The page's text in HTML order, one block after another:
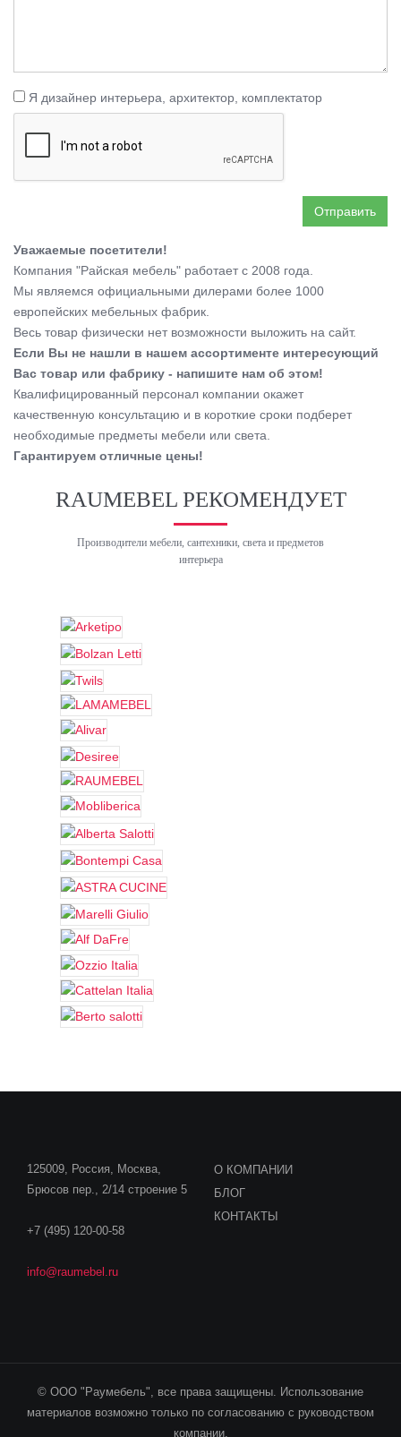
Я дизайнер интерьера, архитектор, комплектатор
Отправить
Уважаемые посетители!
Компания "Райская мебель" работает с 2008 года.
Мы являемся официальными дилерами более 1000
европейских мебельных фабрик.
Весь товар физически нет возможности выложить на сайт.
Если Вы не нашли в нашем ассортименте интересующий
Вас товар или фабрику - напишите нам об этом!
Квалифицированный персонал компании окажет
качественную консультацию и в короткие сроки подберет
необходимые предметы мебели или света.
Гарантируем отличные цены!
RAUMEBEL РЕКОМЕНДУЕТ
Производители мебели, сантехники, света и предметов
интерьера
125009, Россия, Москва,
Брюсов пер., 2/14 строение 5
+7 (495) 120-00-58
info@raumebel.ru
О КОМПАНИИ
БЛОГ
КОНТАКТЫ
© ООО "Раумебель", все права защищены. Использование
материалов возможно только по согласованию с руководством
компании.